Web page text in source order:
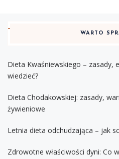
WARTO
Dieta Kwaśniewskiego –
wiedzieć?
Dieta Chodakowskiej: zasady,
żywieniowe
Letnia dieta odchudzająca – jak
Zdrowotne właściwości dyni: Co